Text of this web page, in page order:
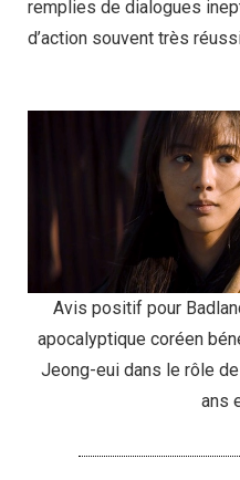
remplies de dialogues
d’action souvent très
Avis positif pour
apocalyptique coréen
Jeong-eui dans le rôle
ans